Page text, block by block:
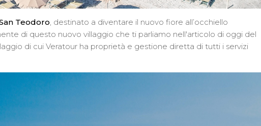
Teodoro, destinato a diventare il nuovo fiore all’occhiello
di questo nuovo villaggio che ti parliamo nell'articolo di oggi del
di cui Veratour ha proprietà e gestione diretta di tutti i servizi